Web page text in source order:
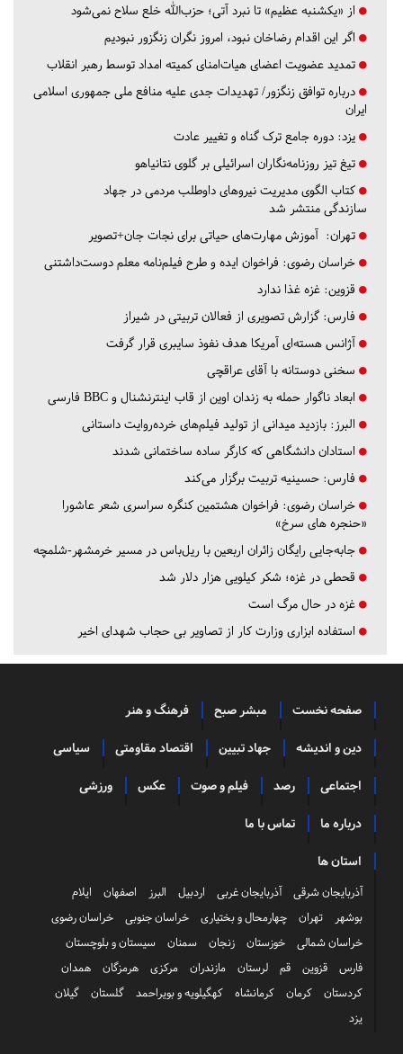
از «یکشنبه عظیم» تا نبرد آتی؛ حزب‌الله خلع سلاح نمی‌شود
اگر این اقدام رضاخان نبود، امروز نگران زنگزور نبودیم
تمدید عضویت اعضای هیات‌امنای کمیته امداد توسط رهبر انقلاب
درباره توافق زنگزور/ تهدیدات جدی علیه منافع ملی جمهوری اسلامی
ایران
یزد: دوره جامع ترک گناه و تغییر عادت
تیغ تیز روزنامه‌نگاران اسرائیلی بر گلوی نتانیاهو
کتاب الگوی مدیریت نیروهای داوطلب مردمی در جهاد
سازندگی منتشر شد
تهران: آموزش مهارت‌های حیاتی برای نجات جان+تصویر
خراسان رضوی: فراخوان ایده و طرح فیلم‌نامه معلم دوست‌داشتنی
قزوین: غزه غذا ندارد
فارس: گزارش تصویری از فعالان تربیتی در شیراز
آژانس هسته‌ای آمریکا هدف نفوذ سایبری قرار گرفت
سخنی دوستانه با آقای عراقچی
ابعاد ناگوار حمله به زندان اوین از قاب اینترنشنال و BBC فارسی
البرز: بازدید میدانی از تولید فیلم‌های خرده‌روایت داستانی
استادان دانشگاهی که کارگر ساده ساختمانی شدند
فارس: حسینیه تربیت برگزار می‌کند
خراسان رضوی: فراخوان هشتمین کنگره سراسری شعر عاشورا
«حنجره های سرخ»
جابه‌جایی رایگان زائران اربعین با ریل‌باس در مسیر خرمشهر-شلمچه
قحطی در غزه؛ شکر کیلویی هزار دلار شد
غزه در حال مرگ است
استفاده ابزاری وزارت کار از تصاویر بی حجاب شهدای اخیر
صفحه نخست مبشر صبح فرهنگ و هنر
دین و اندیشه جهاد تبیین اقتصاد مقاومتی سیاسی
اجتماعی رصد فیلم و صوت عکس ورزشی
درباره ما تماس با ما
استان ها
آذربایجان شرقی آذربایجان غربی اردبیل البرز اصفهان
ایلام
بوشهر
تهران چهارمحال و بختیاری خراسان جنوبی
خراسان رضوی
خراسان شمالی
خوزستان زنجان سمنان
سیستان و بلوچستان
فارس
قزوین قم لرستان مازندران مرکزی هرمزگان
همدان
کردستان
کرمان کرمانشاه کهگیلویه و بویراحمد گلستان
گیلان
یزد